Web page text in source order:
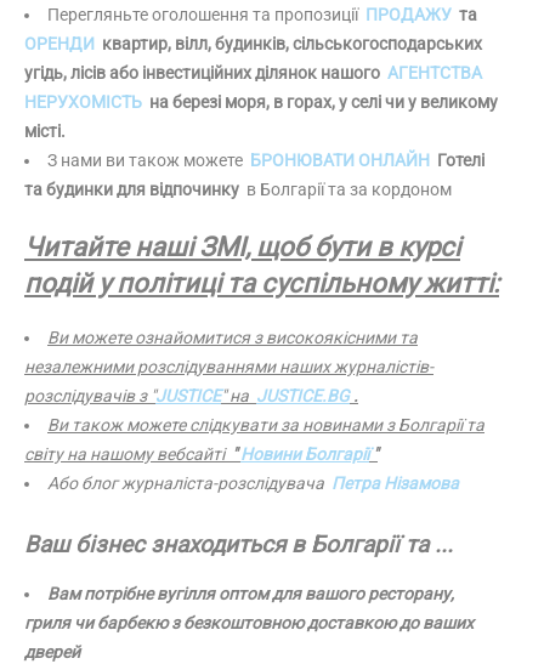
Перегляньте оголошення та пропозиції ПРОДАЖУ та
ОРЕНДИ квартир, вілл, будинків, сільськогосподарських
угідь, лісів або інвестиційних ділянок нашого АГЕНТСТВА
НЕРУХОМІСТЬ на березі моря, в горах, у селі чи у великому
місті.
З нами ви також можете БРОНЮВАТИ ОНЛАЙН Готелі
та будинки для відпочинку в Болгарії та за кордоном
Читайте наші ЗМІ, щоб бути в курсі
подій у політиці та суспільному житті:
Ви можете ознайомитися з високоякісними та
незалежними розслідуваннями наших журналістів-
розслідувачів з "JUSTICE" на JUSTICE.BG.
Ви також можете слідкувати за новинами з Болгарії та
світу на нашому вебсайті "Новини Болгарії"
Або блог журналіста-розслідувача Петра Нізамова
Ваш бізнес знаходиться в Болгарії та ...
Вам потрібне вугілля оптом для вашого ресторану,
гриля чи барбекю з безкоштовною доставкою до ваших
дверей